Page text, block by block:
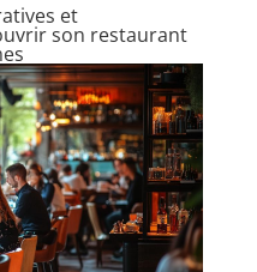
et
son restaurant